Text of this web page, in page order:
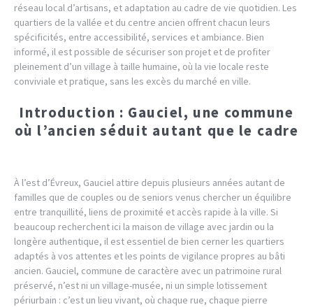
réseau local d’artisans, et adaptation au cadre de vie quotidien. Les
quartiers de la vallée et du centre ancien offrent chacun leurs
spécificités, entre accessibilité, services et ambiance. Bien
informé, il est possible de sécuriser son projet et de profiter
pleinement d’un village à taille humaine, où la vie locale reste
conviviale et pratique, sans les excès du marché en ville.
Introduction : Gauciel, une commune
où l’ancien séduit autant que le cadre
À l’est d’Évreux, Gauciel attire depuis plusieurs années autant de
familles que de couples ou de seniors venus chercher un équilibre
entre tranquillité, liens de proximité et accès rapide à la ville. Si
beaucoup recherchent ici la maison de village avec jardin ou la
longère authentique, il est essentiel de bien cerner les quartiers
adaptés à vos attentes et les points de vigilance propres au bâti
ancien. Gauciel, commune de caractère avec un patrimoine rural
préservé, n’est ni un village-musée, ni un simple lotissement
périurbain : c’est un lieu vivant, où chaque rue, chaque pierre